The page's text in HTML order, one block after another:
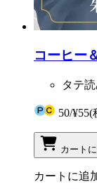
コーヒー
タテ
50/¥55(
カート
カートに追